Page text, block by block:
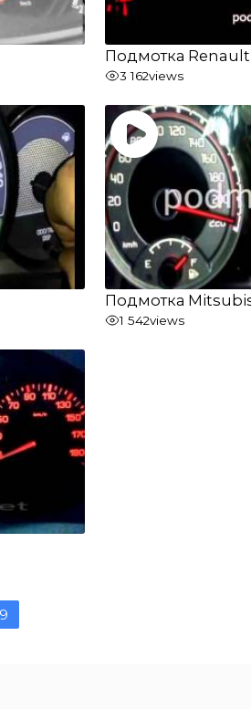
Подмотка Renault
3 162views
Подмотка
1 542views